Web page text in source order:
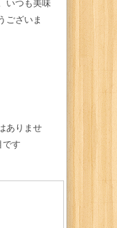
いつも美味
ございま
ありませ
です